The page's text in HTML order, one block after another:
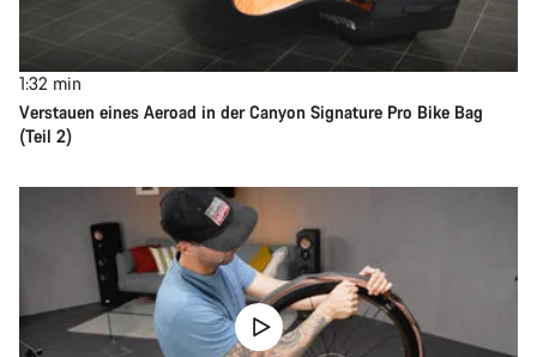
1:32 min
Verstauen eines Aeroad in der Canyon Signature Pro Bike Bag
(Teil 2)